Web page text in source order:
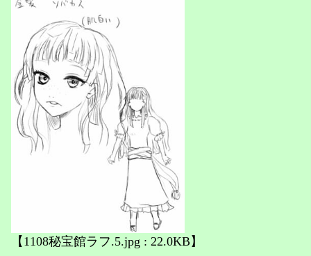
【1108秘宝館ラフ.5.jpg : 22.0KB】